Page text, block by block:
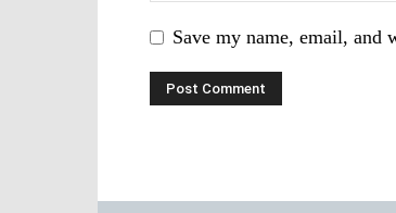
Save my name, email, and